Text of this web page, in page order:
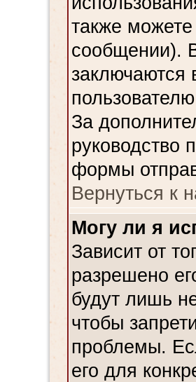
также
сообщении).
заключаются
За
руководство
формы
Вернуться к
Могу ли я
Зависит от
разрешено
будут лишь
чтобы
проблемы.
его для